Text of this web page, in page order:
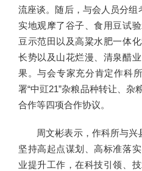
流座谈。随后，与会人员分组
实地观摩了谷子、食用豆试
豆示范田以及高粱水肥一体
长势以及山花烂漫、清泉醋
果。与会专家充分肯定作科
署“中豇21”杂粮品种转让、杂
合作等四项合作协议。
周文彬表示，作科所与兴
坚持高起点谋划、高标准落
业提升工作，在科技引领、